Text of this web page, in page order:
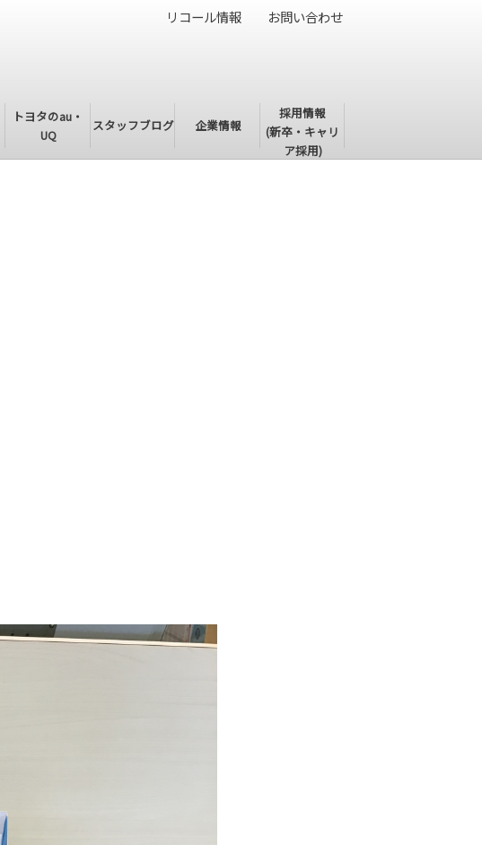
トヨタのau・
UQ
スタッフブログ 企業情報
採用情報
(新卒・キャリ
ア採用)
リコール情報 お問い合わせ